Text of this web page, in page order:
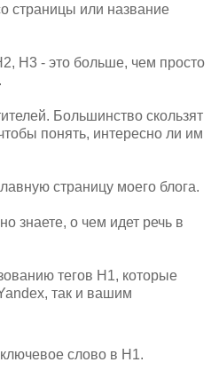
страницы или название
H3 - это больше, чем просто
Большинство скользят
понять, интересно ли им
страницу моего блога.
знаете, о чем идет речь в
тегов H1, которые
так и вашим
слово в H1.